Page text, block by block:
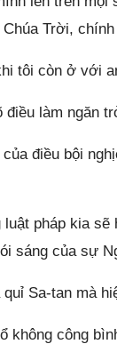
Trời,
tôi còn ở với
điều làm ngăn
điều bội
pháp kia
sáng của sự
Sa-tan mà
không công